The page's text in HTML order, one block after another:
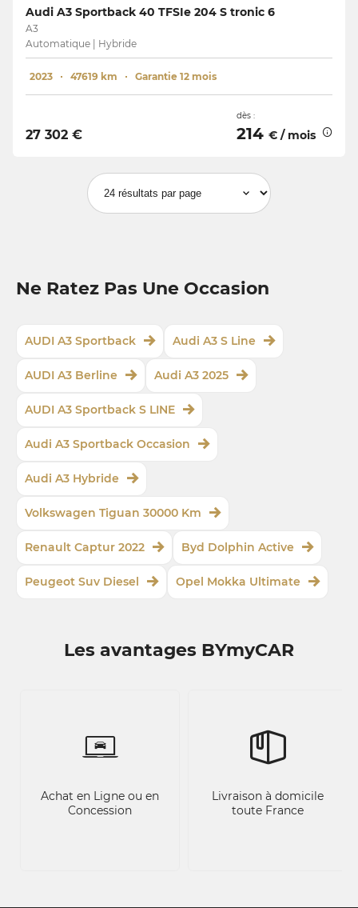
Audi A3 Sportback 40 TFSIe 204 S tronic 6
A3
Automatique | Hybride
2023 47619 km Garantie 12 mois
27 302 €
dès :
214 € / mois
Ne Ratez Pas Une Occasion
AUDI A3 Sportback Audi A3 S Line
AUDI A3 Berline Audi A3 2025
AUDI A3 Sportback S LINE
Audi A3 Sportback Occasion
Audi A3 Hybride
Volkswagen Tiguan 30000 Km
Renault Captur 2022 Byd Dolphin Active
Peugeot Suv Diesel Opel Mokka Ultimate
Les avantages BYmyCAR
Achat en Ligne ou en
Concession
Livraison à domicile
toute France